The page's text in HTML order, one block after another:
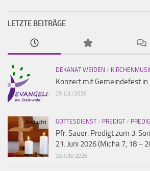
LETZTE BEITRÄGE
DEKANAT WEIDEN /
Konzert mit Gemeindefest
29. JULI 2026
GOTTESDIENST/ PREDIGT/
Pfr. Sauer: Predigt zum 3.
21. Juni 2026 (Micha 7, 18 –
30. JUNI 2026